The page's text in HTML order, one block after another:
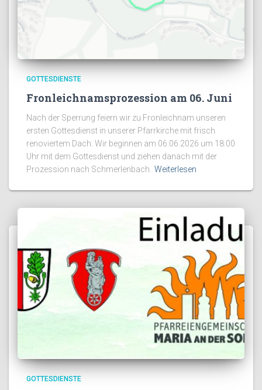
GOTTESDIENSTE
Fronleichnamsprozession am 06. Juni
Nach der Sperrung feiern wir zu Fronleichnam unseren
ersten Gottesdienst in unserer Pfarrkirche mit frisch
renoviertem Dach. Wir beginnen am 06.06.2026 um 18:00
Uhr mit dem Gottesdienst und ziehen danach mit der
Prozession nach Schmerlenbach. Weiterlesen
GOTTESDIENSTE